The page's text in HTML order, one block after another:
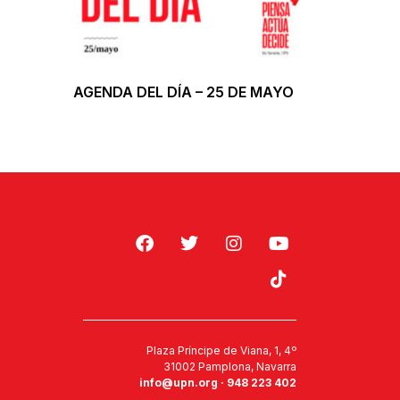
AGENDA DEL DÍA – 25 DE MAYO
Plaza Príncipe de Viana, 1, 4º
31002 Pamplona, Navarra
info@upn.org · 948 223 402